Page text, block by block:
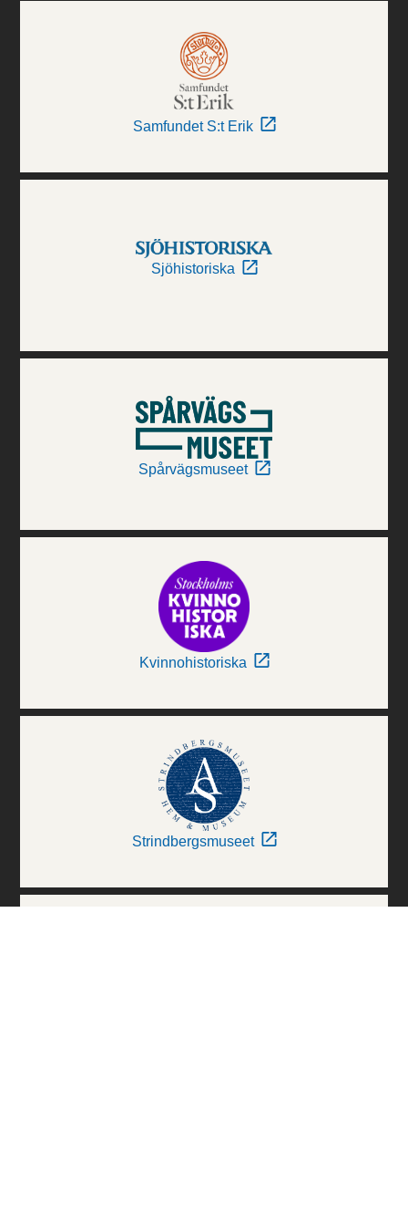
Samfundet S:t Erik
Sjöhistoriska
Spårvägsmuseet
Kvinnohistoriska
Strindbergsmuseet